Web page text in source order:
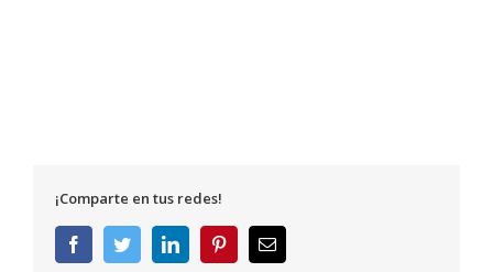
¡Comparte en tus redes!
FacebookTwitterLinkedInPinterestCorreo
electrónico